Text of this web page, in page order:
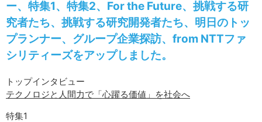
イベントカレンダー
問い合わせ
ー、特集1、特集2、For the Future、挑戦する研
究者たち、挑戦する研究開発者たち、明日のトッ
プランナー、グループ企業探訪、from NTTファ
シリティーズをアップしました。
トップインタビュー
テクノロジと人間力で「心躍る価値」を社会へ
特集1